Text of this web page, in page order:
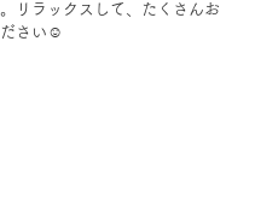
リラックスして、たくさんお
さい☺️